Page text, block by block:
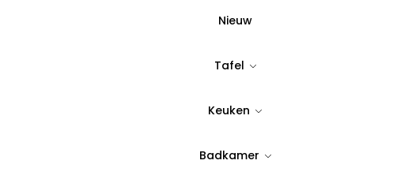
Nieuw
Tafel
Keuken
Badkamer
BERGHOFF
11,95